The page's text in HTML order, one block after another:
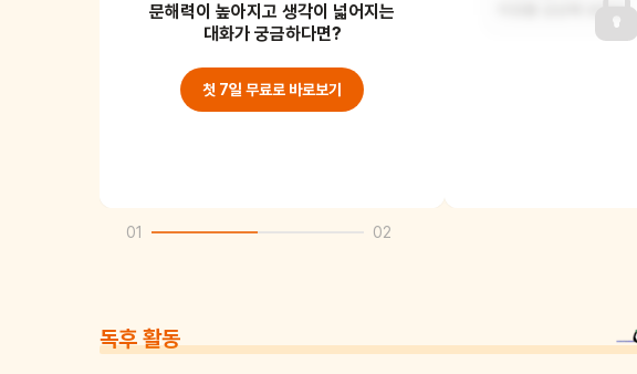
문해력이 높아지고 생각이 넓어지는
대화가 궁금하다면?
첫 7일 무료로 바로보기
이유를 상상해 보아요.
01 02
독후 활동